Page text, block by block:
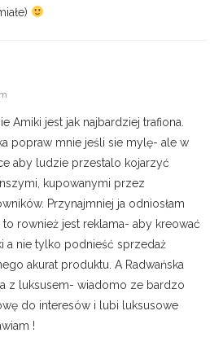
Amiki jest jak najbardziej trafiona.
popraw mnie jeśli sie mylę- ale w
aby ludzie przestalo kojarzyć
kupowanymi przez
Przynajmniej ja odniosłam
rownież jest reklama- aby kreować
a nie tylko podnieść sprzedaż
akurat produktu. A Radwańska
z luksusem- wiadomo ze bardzo
do interesów i lubi luksusowe
!